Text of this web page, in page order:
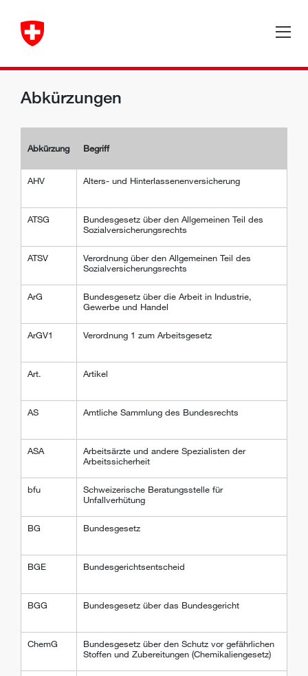
Abkürzungen
Abkürzung Begriff
AHV Alters- und Hinterlassenenversicherung
ATSG
Bundesgesetz über den Allgemeinen Teil des
Sozialversicherungsrechts
ATSV
Verordnung über den Allgemeinen Teil des
Sozialversicherungsrechts
ArG
Bundesgesetz über die Arbeit in Industrie,
Gewerbe und Handel
ArGV1 Verordnung 1 zum Arbeitsgesetz
Art. Artikel
AS Amtliche Sammlung des Bundesrechts
ASA
Arbeitsärzte und andere Spezialisten der
Arbeitssicherheit
bfu
Schweizerische Beratungsstelle für
Unfallverhütung
BG Bundesgesetz
BGE Bundesgerichtsentscheid
BGG Bundesgesetz über das Bundesgericht
ChemG
Bundesgesetz über den Schutz vor gefährlichen
Stoffen und Zubereitungen (Chemikaliengesetz)